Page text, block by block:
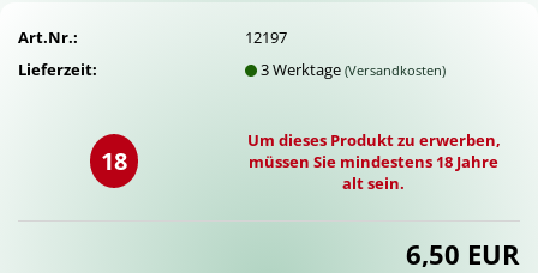
Art.Nr.:
12197
Lieferzeit:
3 Werktage(Versandkosten)
18
Um dieses Produkt zu erwerben,
müssen Sie mindestens 18 Jahre
alt sein.
6,50 EUR